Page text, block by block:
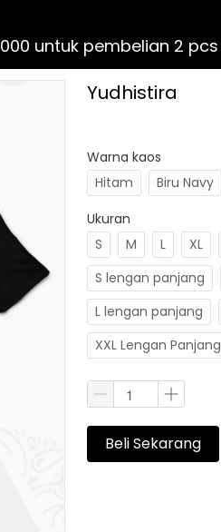
untuk pembelian 2 pcs
Yudhistira
Warna kaos
Hitam
Biru Navy
Ukuran
S
M L XL
S lengan panjang
L lengan panjang
XXL Lengan Panjang
`Beli Sekarang